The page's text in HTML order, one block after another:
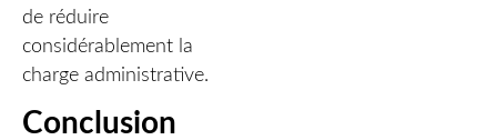
de réduire
considérablement la
charge administrative.
Conclusion